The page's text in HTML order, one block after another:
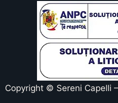
Copyright © Sereni Capelli